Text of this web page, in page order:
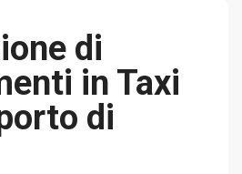
di
in Taxi
di